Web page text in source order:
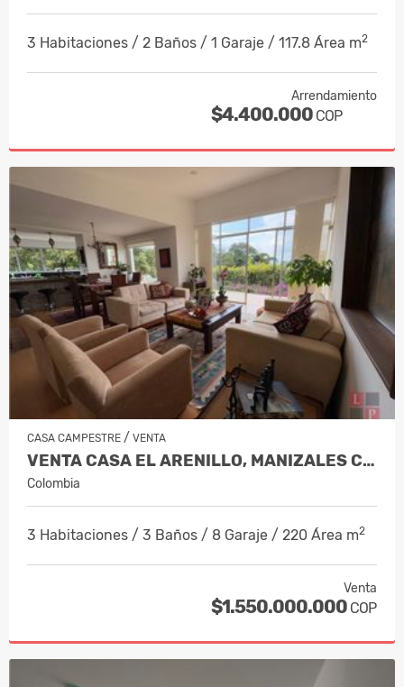
3 Habitaciones / 2 Baños / 1 Garaje / 117.8 Área m2
Arrendamiento
$4.400.000 COP
CASA CAMPESTRE / VENTA
VENTA CASA EL ARENILLO, MANIZALES CO…
Colombia
3 Habitaciones / 3 Baños / 8 Garaje / 220 Área m2
Venta
$1.550.000.000 COP